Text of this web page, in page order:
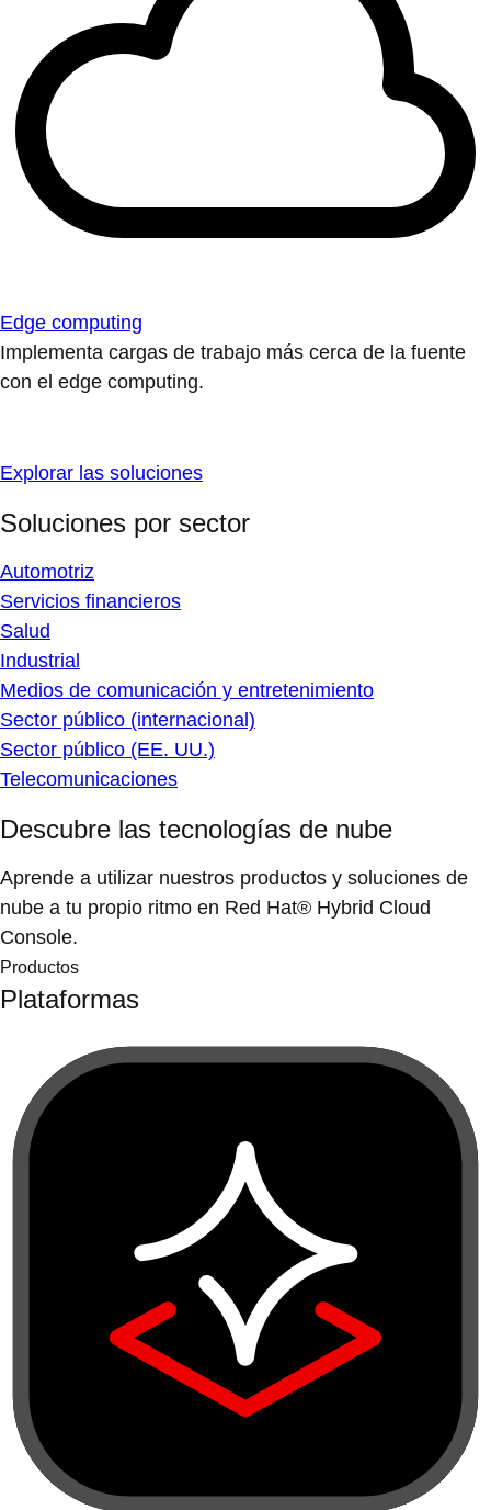
Edge computing
Implementa cargas de trabajo más cerca de la fuente
con el edge computing.
Explorar las soluciones
Soluciones por sector
Automotriz
Servicios financieros
Salud
Industrial
Medios de comunicación y entretenimiento
Sector público (internacional)
Sector público (EE. UU.)
Telecomunicaciones
Descubre las tecnologías de nube
Aprende a utilizar nuestros productos y soluciones de
nube a tu propio ritmo en Red Hat® Hybrid Cloud
Console.
Productos
Plataformas